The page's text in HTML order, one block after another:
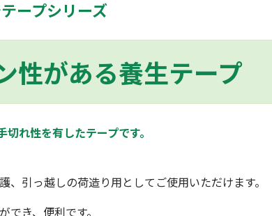
ープシリーズ
性がある養生テープ
れ性を有したテープです。
引っ越しの荷造り用としてご使用いただけます。
き、便利です。